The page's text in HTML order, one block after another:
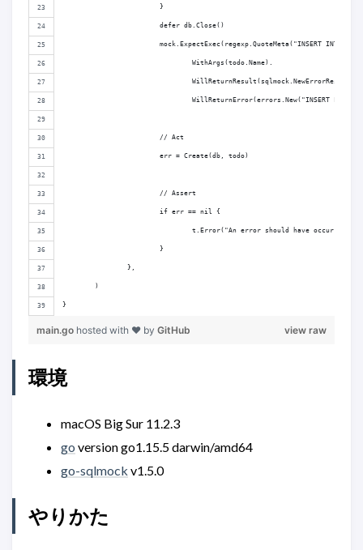
			}
			defer db.Close()
mock.ExpectExec(regexp.QuoteMeta("INSERT INTO
				WithArgs(todo.Name).
WillReturnError(errors.New("INSERT
			// Act
			err = Create(db, todo)
			// Assert
			if err == nil {
				t.Error("An error should have occurred.")
			}
		},
	)
}
view raw
main.go hosted with ❤ by GitHub
環境
macOS Big Sur 11.2.3
go version go1.15.5 darwin/amd64
go-sqlmock v1.5.0
やりかた